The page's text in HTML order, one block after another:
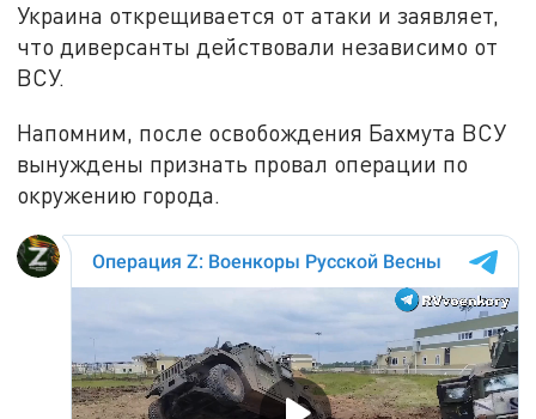
Украина открещивается от атаки и заявляет,
что диверсанты действовали независимо от
ВСУ.
Напомним, после освобождения Бахмута ВСУ
вынуждены признать провал операции по
окружению города.